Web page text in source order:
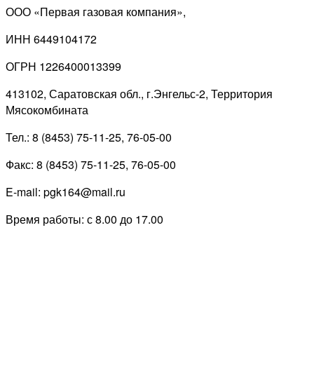
ООО «Первая газовая компания»,
ИНН 6449104172
ОГРН 1226400013399
413102, Саратовская обл., г.Энгельс-2, Территория
Мясокомбината
Тел.: 8 (8453) 75-11-25, 76-05-00
Факс: 8 (8453) 75-11-25, 76-05-00
E-mail: pgk164@mail.ru
Время работы: с 8.00 до 17.00